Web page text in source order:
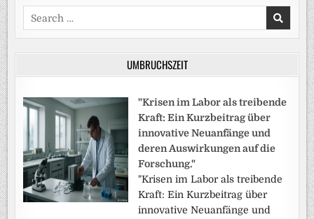
Search
for:
UMBRUCHSZEIT
"Krisen im Labor als treibende
Kraft: Ein Kurzbeitrag über
innovative Neuanfänge und
deren Auswirkungen auf die
Forschung."
"Krisen im Labor als treibende
Kraft: Ein Kurzbeitrag über
innovative Neuanfänge und